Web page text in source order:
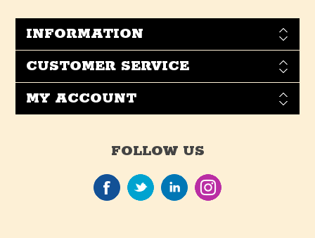
INFORMATION
CUSTOMER SERVICE
MY ACCOUNT
FOLLOW US